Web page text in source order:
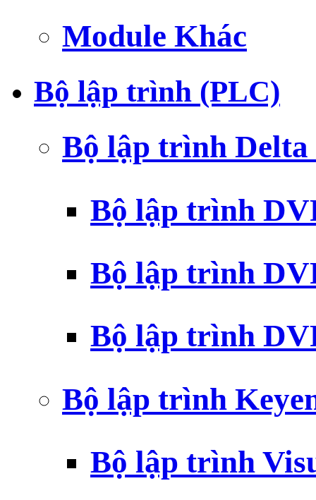
Module Khác
Bộ lập trình (PLC)
Bộ lập trình
Bộ lập trình
Bộ lập trình
Bộ lập trình
Bộ lập trình
Bộ lập trình